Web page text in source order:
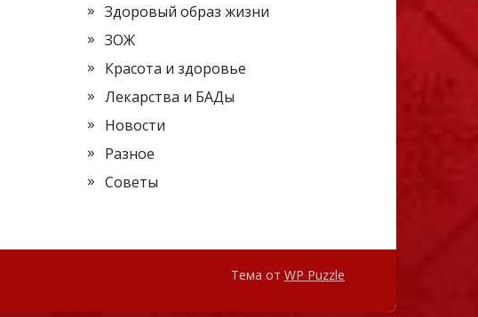
Здоровый образ жизни
ЗОЖ
Красота и здоровье
Лекарства и БАДы
Новости
Разное
Советы
Тема от WP Puzzle